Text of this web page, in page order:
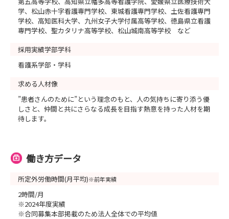
学、松山赤十字看護専門学校、東城看護専門学校、土佐看護専門
学校、高知医科大学、九州女子大学付属高等学校、徳島県立看護
専門学校、聖カタリナ高等学校、松山城南高等学校 など
採用実績学部学科
看護系学部・学科
求める人材像
”患者さんのために”という理念のもと、人の気持ちに寄り添う優
しさと、仲間と共にさらなる成長を目指す熱意を持った人材を期
待します。
働き方データ
所定外労働時間(月平均)※前年実績
2時間/月
※2024年度実績
※合同募集本部掲載のため法人全体での平均値